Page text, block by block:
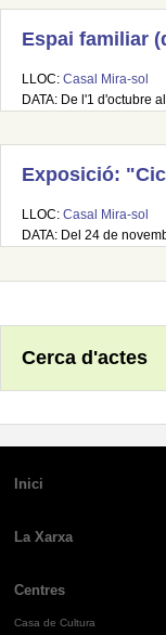
Espai familiar
LLOC: Casal Mira-sol
DATA: De l'1 d'octubre
Exposició:
LLOC: Casal Mira-sol
DATA: Del 24 de
Cerca d'actes
Inici
La Xarxa
Centres
Casa de Cultura